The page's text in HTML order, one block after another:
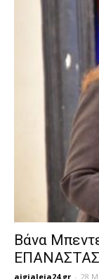
Βάνα
aigialeia24.gr - 28